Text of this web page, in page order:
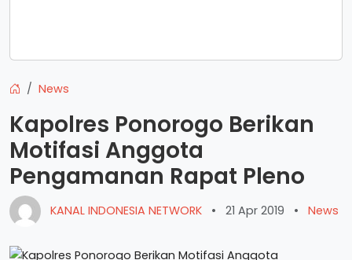
News
Kapolres Ponorogo Berikan
Motifasi Anggota
Pengamanan Rapat Pleno
KANAL INDONESIA NETWORK • 21 Apr 2019 • News